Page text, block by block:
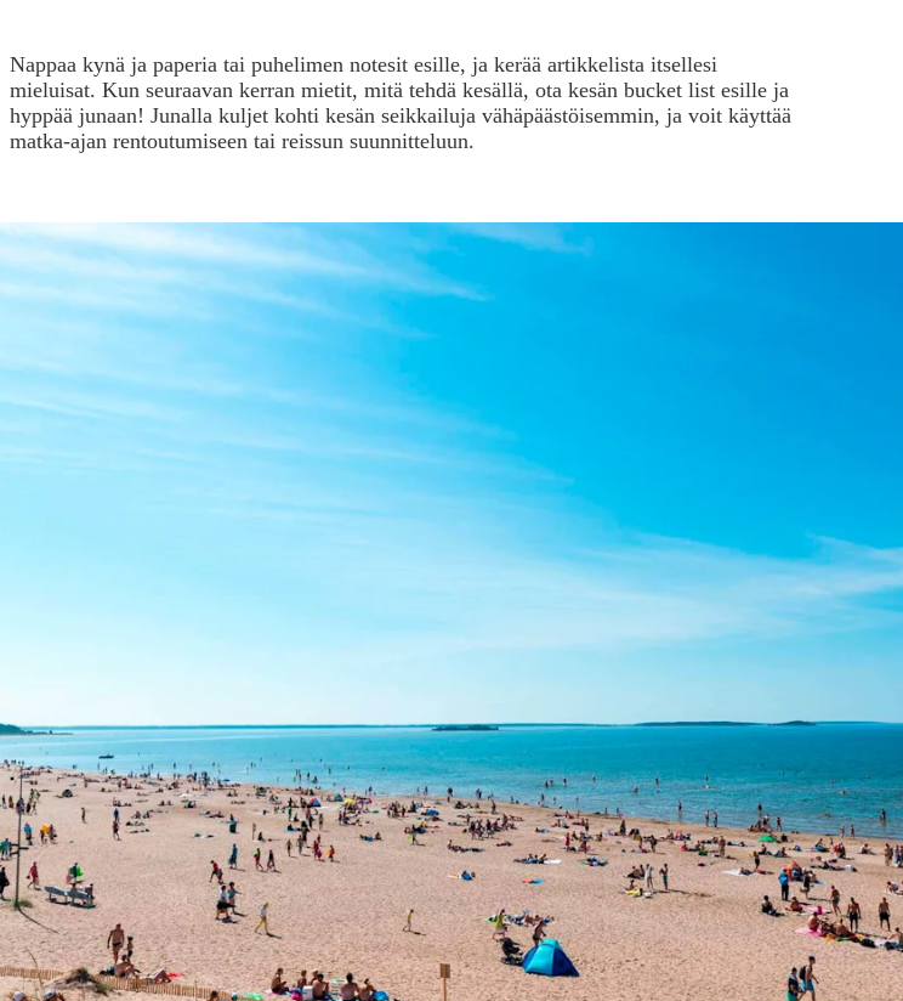
Nappaa kynä ja paperia tai puhelimen notesit esille, ja kerää artikkelista itsellesi
mieluisat. Kun seuraavan kerran mietit, mitä tehdä kesällä, ota kesän bucket list esille ja
hyppää junaan! Junalla kuljet kohti kesän seikkailuja vähäpäästöisemmin, ja voit käyttää
matka-ajan rentoutumiseen tai reissun suunnitteluun.